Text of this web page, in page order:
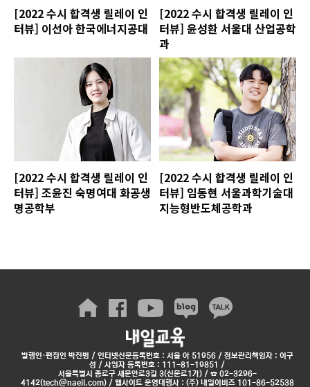
[2022 수시 합격생 릴레이 인
터뷰] 이선아 한국에너지공대
[2022 수시 합격생 릴레이 인
터뷰] 윤성환 서울대 산업공학
과
[2022 수시 합격생 릴레이 인
터뷰] 조윤진 숙명여대 화공생
명공학부
[2022 수시 합격생 릴레이 인
터뷰] 임동현 서울과학기술대
지능형반도체공학과
발행인·편집인 박진범 / 인터넷신문등록번호 : 서울 아 51956 / 정보관리책임자 : 이구
성 / 사업자 등록번호 : 111-81-19851 /
서울특별시 종로구 새문안로3길 3(신문로1가) / ☎ 02-3296-
4142(tech@naeil.com) / 웹사이트 운영대행사 : (주) 내일이비즈 101-86-52538